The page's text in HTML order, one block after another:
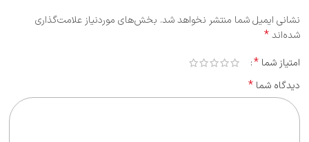
نشانی ایمیل شما منتشر نخواهد شد. بخش‌های موردنیاز علامت‌گذاری
شده‌اند*
امتیاز شما *
دیدگاه شما *